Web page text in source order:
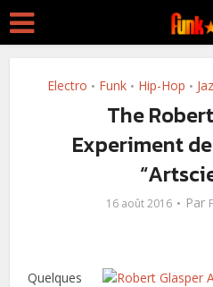
Electro • Funk • Hip-Hop •
The
Experiment
16 août 2016 Par
Quelques